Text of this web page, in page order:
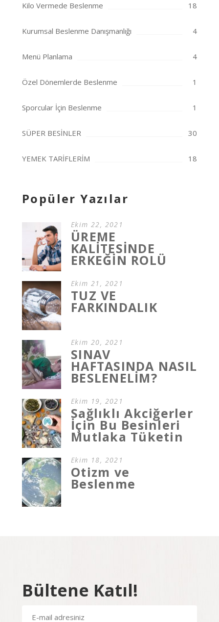
Kilo Vermede Beslenme 18
Kurumsal Beslenme Danışmanlığı 4
Menü Planlama 4
Özel Dönemlerde Beslenme 1
Sporcular İçin Beslenme 1
SÜPER BESİNLER 30
YEMEK TARİFLERİM 18
Popüler Yazılar
Ekim 22, 2021
ÜREME
KALİTESİNDE
ERKEĞİN ROLÜ
Ekim 21, 2021
TUZ VE
FARKINDALIK
Ekim 20, 2021
SINAV
HAFTASINDA NASIL
BESLENELİM?
Ekim 19, 2021
Sağlıklı Akciğerler
İçin Bu Besinleri
Mutlaka Tüketin
Ekim 18, 2021
Otizm ve
Beslenme
Bültene Katıl!